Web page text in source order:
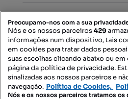
Mapa do Site
Contacte-nos
Preocupamo-nos com a sua
Nós e os nossos parceiros429
informações num dispositivo, tais
em cookies para tratar dados
suas escolhas clicando abaixo ou
página da política de privacidade.
sinalizadas aos nossos parceiros e
navegação. Política de Cookies,
Nós e os nossos parceiros tratamos os